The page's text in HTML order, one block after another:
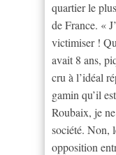
quartier le
de France. «
victimiser !
avait 8 ans,
cru à l’idéal
gamin qu’il
Roubaix, je
société. Non,
opposition